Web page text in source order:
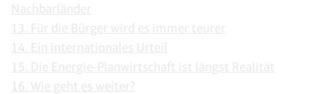
Nachbarländer
13. Für die Bürger wird es immer teurer
14. Ein internationales Urteil
15. Die Energie-Planwirtschaft ist längst Realität
16. Wie geht es weiter?